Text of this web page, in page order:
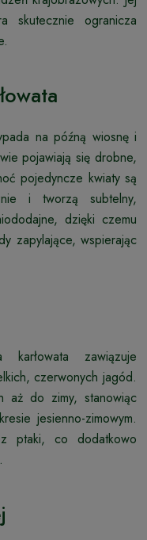
skutecznie ogranicza
na późną wiosnę i
pojawiają się drobne,
pojedyncze kwiaty są
i tworzą subtelny,
dzięki czemu
zapylające, wspierając
zawiązuje
czerwonych jagód.
aż do zimy, stanowiąc
jesienno-zimowym.
ptaki, co dodatkowo